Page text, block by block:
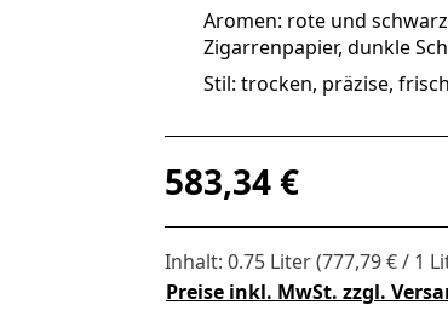
Aromen: rote und
Zigarrenpapier, dunkle
Stil: trocken, präzise,
Regulärer Preis:
583,34 €
Inhalt: 0.75 Liter(777,79 € / 1
Preise inkl. MwSt. zzgl.